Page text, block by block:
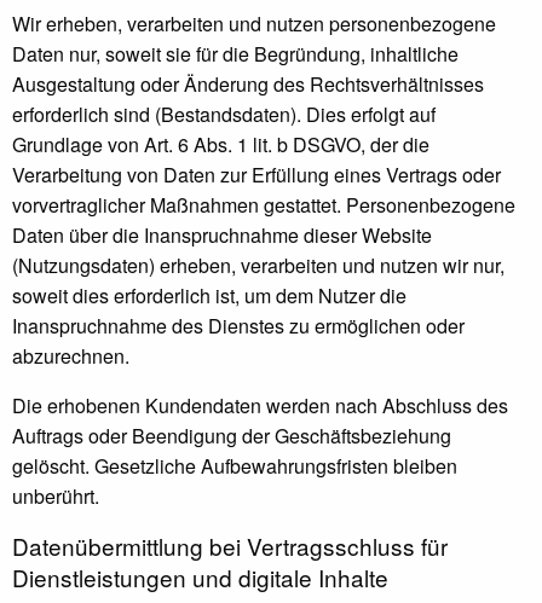
Wir erheben, verarbeiten und nutzen personenbezogene
Daten nur, soweit sie für die Begründung, inhaltliche
Ausgestaltung oder Änderung des Rechtsverhältnisses
erforderlich sind (Bestandsdaten). Dies erfolgt auf
Grundlage von Art. 6 Abs. 1 lit. b DSGVO, der die
Verarbeitung von Daten zur Erfüllung eines Vertrags oder
vorvertraglicher Maßnahmen gestattet. Personenbezogene
Daten über die Inanspruchnahme dieser Website
(Nutzungsdaten) erheben, verarbeiten und nutzen wir nur,
soweit dies erforderlich ist, um dem Nutzer die
Inanspruchnahme des Dienstes zu ermöglichen oder
abzurechnen.
Die erhobenen Kundendaten werden nach Abschluss des
Auftrags oder Beendigung der Geschäftsbeziehung
gelöscht. Gesetzliche Aufbewahrungsfristen bleiben
unberührt.
Daten­übermittlung bei Vertragsschluss für
Dienstleistungen und digitale Inhalte